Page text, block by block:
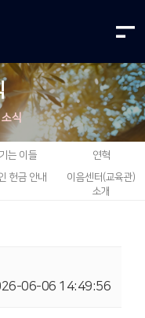
식
는 이들
연혁
헌금 안내
이음센터(교육관)
소개
06-06 14:49:56